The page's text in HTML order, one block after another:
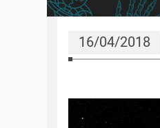
16/04/2018